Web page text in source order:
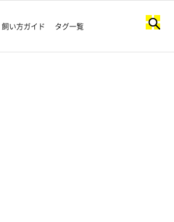
飼い方ガイド タグ一覧